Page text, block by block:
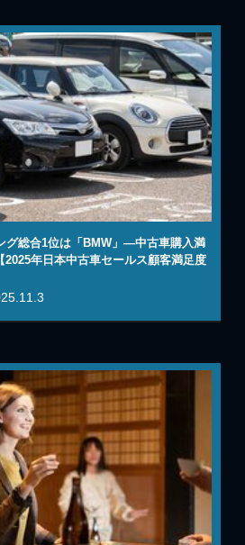
グ総合1位は「BMW」―中古車購入満
2025年日本中古車セールス顧客満足度